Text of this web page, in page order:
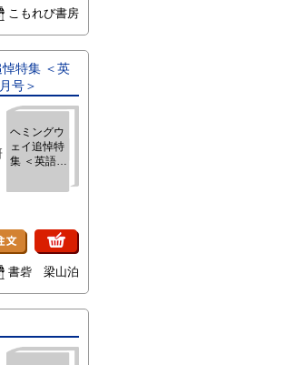
こもれび書房
特集 ＜英
号＞
ヘミングウ
ェイ追悼特
集 ＜英語青
10月号＞
書砦 梁山泊